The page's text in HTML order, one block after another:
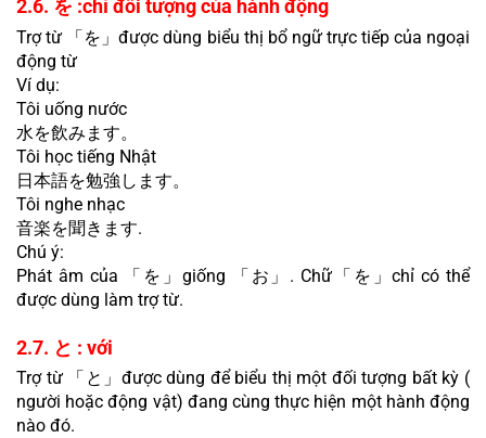
2.6. を :chỉ đối tượng của hành động
Trợ từ 「を」được dùng biểu thị bổ ngữ trực tiếp của ngoại
động từ
Ví dụ:
Tôi uống nước
水を飲みます。
Tôi học tiếng Nhật
日本語を勉強します。
Tôi nghe nhạc
音楽を聞きます.
Chú ý:
Phát âm của 「を」giống 「お」. Chữ「を」chỉ có thể
được dùng làm trợ từ.
2.7. と : với
Trợ từ 「と」được dùng để biểu thị một đối tượng bất kỳ (
người hoặc động vật) đang cùng thực hiện một hành động
nào đó.